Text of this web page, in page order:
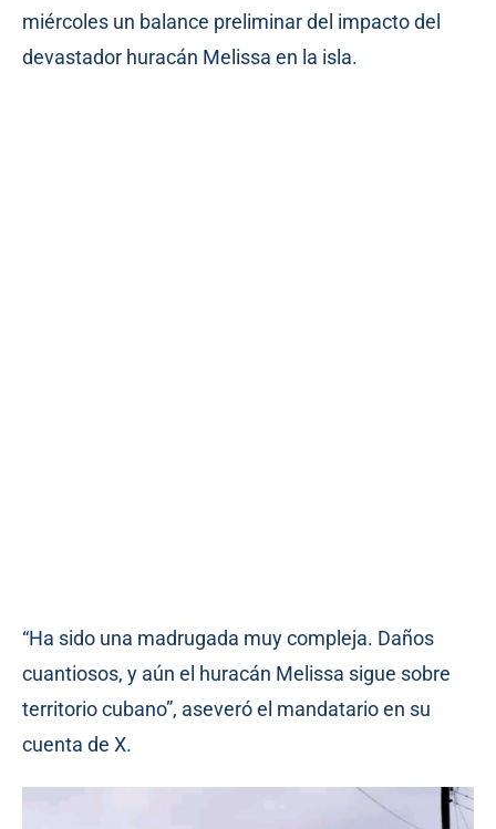
miércoles un balance preliminar del impacto del
devastador huracán Melissa en la isla.
“Ha sido una madrugada muy compleja. Daños
cuantiosos, y aún el huracán Melissa sigue sobre
territorio cubano”, aseveró el mandatario en su
cuenta de X.